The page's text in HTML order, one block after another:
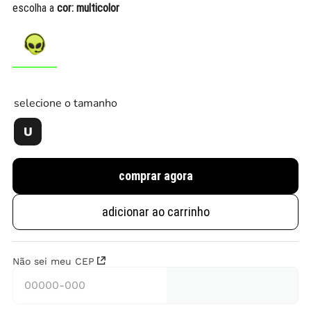
escolha a cor: multicolor
selecione o tamanho
U
comprar agora
adicionar ao carrinho
Não sei meu CEP